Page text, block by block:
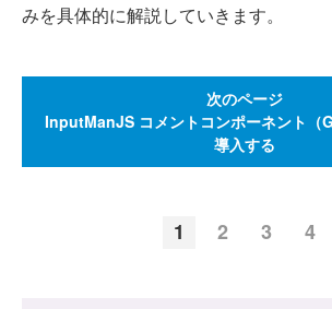
みを具体的に解説していきます。
次のページ
InputManJS コメントコンポーネント（
導入する
1 2 3 4